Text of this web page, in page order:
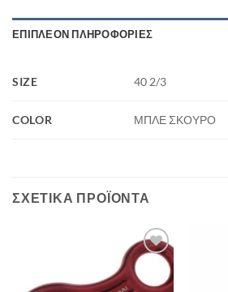
ΕΠΙΠΛΈΟΝ ΠΛΗΡΟΦΟΡΊΕΣ
SIZE 40 2/3
COLOR ΜΠΛΕ ΣΚΟΥΡΟ
ΣΧΕΤΙΚΆ ΠΡΟΪΌΝΤΑ
Add to
wishlist